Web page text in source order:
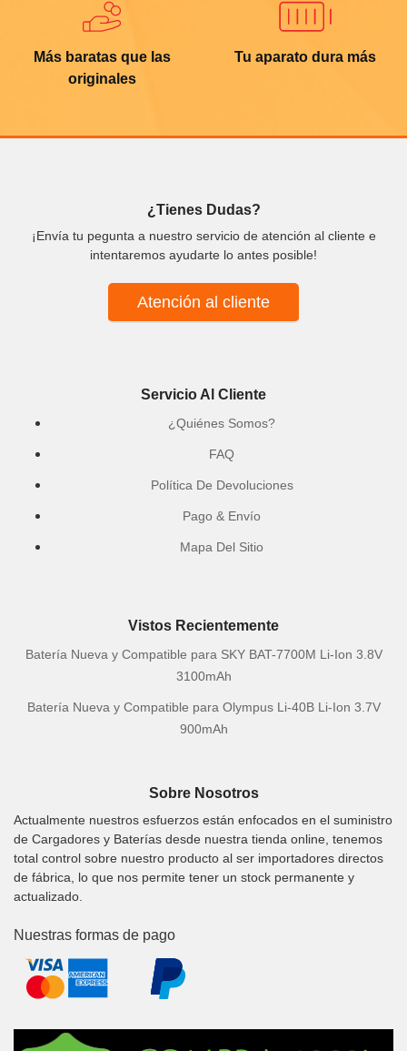
Más baratas que las
originales
Tu aparato dura más
¿Tienes Dudas?
¡Envía tu pegunta a nuestro servicio de atención al cliente e
intentaremos ayudarte lo antes posible!
Atención al cliente
Servicio Al Cliente
¿Quiénes Somos?
FAQ
Política De Devoluciones
Pago & Envío
Mapa Del Sitio
Vistos Recientemente
Batería Nueva y Compatible para SKY BAT-7700M Li-Ion 3.8V
3100mAh
Batería Nueva y Compatible para Olympus Li-40B Li-Ion 3.7V
900mAh
Sobre Nosotros
Actualmente nuestros esfuerzos están enfocados en el suministro
de Cargadores y Baterías desde nuestra tienda online, tenemos
total control sobre nuestro producto al ser importadores directos
de fábrica, lo que nos permite tener un stock permanente y
actualizado.
Nuestras formas de pago